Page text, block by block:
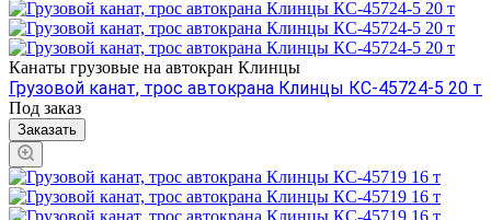
Канаты грузовые на автокран Клинцы
Грузовой канат, трос автокрана Клинцы КС-45724-5 20 т
Под заказ
Заказать